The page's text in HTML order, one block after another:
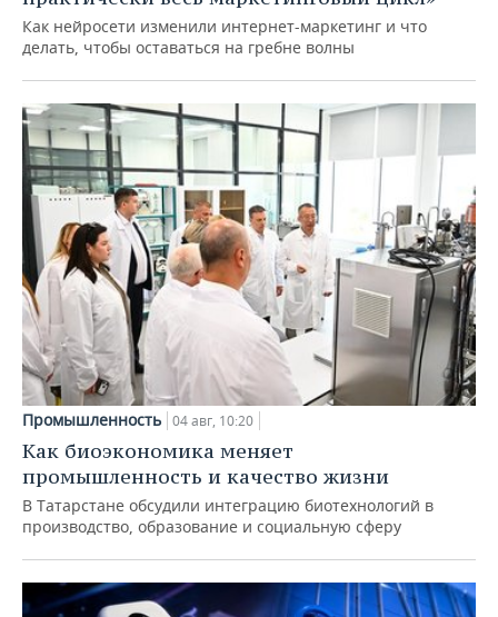
Как нейросети изменили интернет-маркетинг и что
делать, чтобы оставаться на гребне волны
Промышленность 04 авг, 10:20
Как биоэкономика меняет
промышленность и качество жизни
В Татарстане обсудили интеграцию биотехнологий в
производство, образование и социальную сферу